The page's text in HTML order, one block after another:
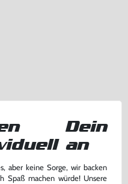
Dein
an
aber keine Sorge, wir backen
Spaß machen würde! Unsere